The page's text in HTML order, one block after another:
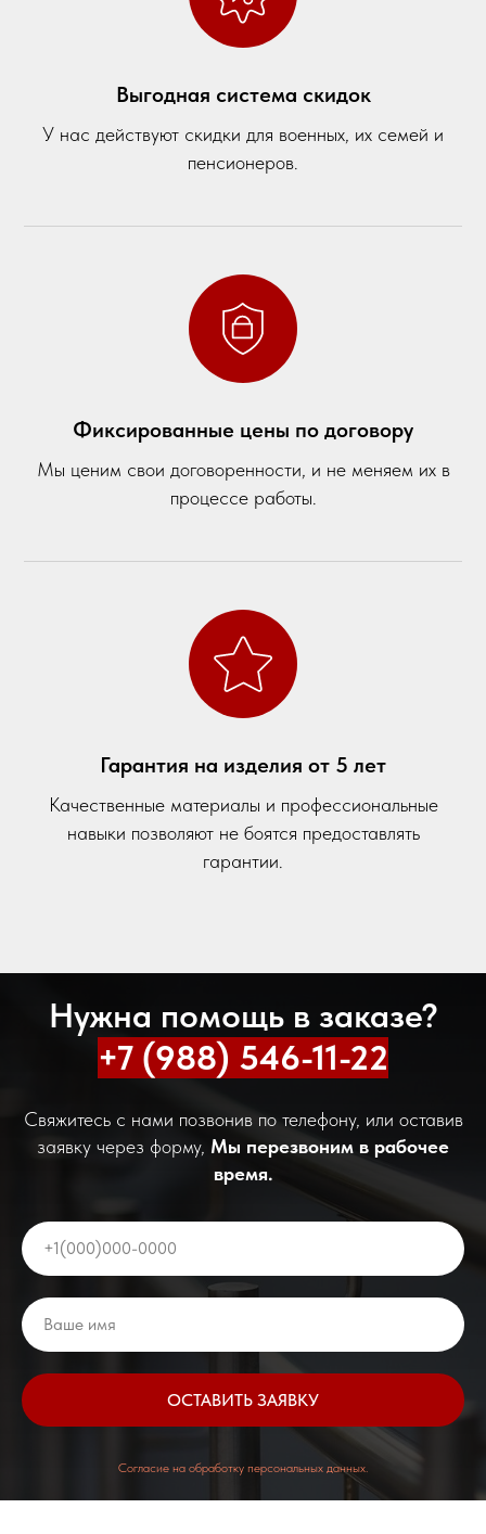
Выгодная система скидок
У нас действуют скидки для военных, их семей и
пенсионеров.
Фиксированные цены по договору
Мы ценим свои договоренности, и не меняем их в
процессе работы.
Гарантия на изделия от 5 лет
Качественные материалы и профессиональные
навыки позволяют не боятся предоставлять
гарантии.
Нужна помощь в заказе?
+7 (988) 546-11-22
Свяжитесь с нами позвонив по телефону, или оставив
заявку через форму, Мы перезвоним в рабочее
время.
ОСТАВИТЬ ЗАЯВКУ
Согласие на обработку персональных данных.